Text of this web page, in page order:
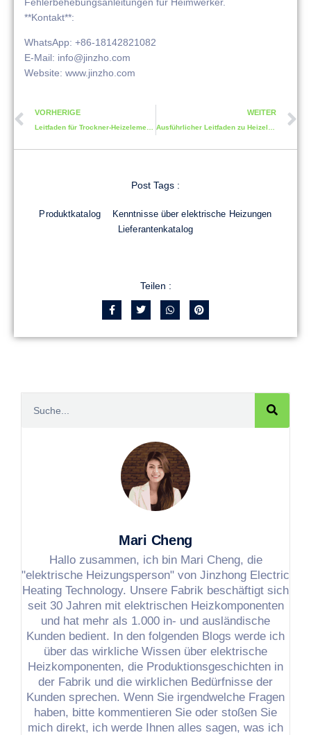
**Kontakt**:
WhatsApp: +86-18142821082
E-Mail: info@jinzho.com
Website: www.jinzho.com
VORHERIGE WEITER
Post Tags :
Produktkatalog
Kenntnisse über elektrische Heizungen
Lieferantenkatalog
Teilen :
Mari Cheng
Hallo zusammen, ich bin Mari Cheng, die
"elektrische Heizungsperson" von Jinzhong Electric
Heating Technology. Unsere Fabrik beschäftigt sich
seit 30 Jahren mit elektrischen Heizkomponenten
und hat mehr als 1.000 in- und ausländische
Kunden bedient. In den folgenden Blogs werde ich
über das wirkliche Wissen über elektrische
Heizkomponenten, die Produktionsgeschichten in
der Fabrik und die wirklichen Bedürfnisse der
Kunden sprechen. Wenn Sie irgendwelche Fragen
haben, bitte kommentieren Sie oder stoßen Sie
mich direkt, ich werde Ihnen alles sagen, was ich